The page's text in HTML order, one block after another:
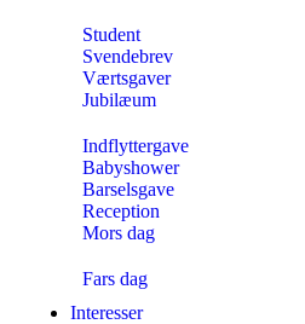
Student
Svendebrev
Værtsgaver
Jubilæum
Indflyttergave
Babyshower
Barselsgave
Reception
Mors dag
Fars dag
Interesser